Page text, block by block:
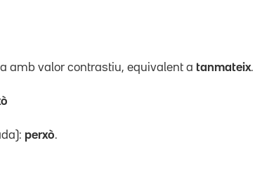
amb valor contrastiu, equivalent a tanmateix.
perxò.